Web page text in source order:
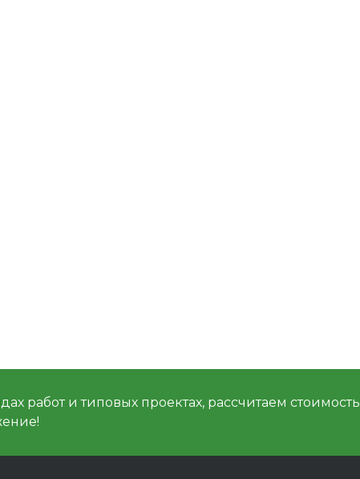
работ и типовых проектах, рассчитаем стоимость